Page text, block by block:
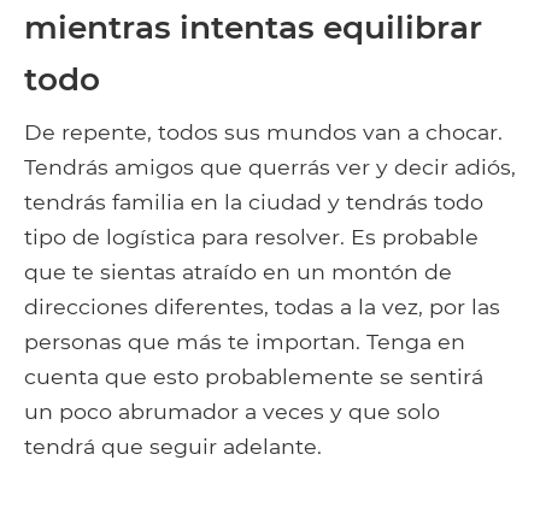
mientras intentas equilibrar
todo
De repente, todos sus mundos van a chocar.
Tendrás amigos que querrás ver y decir adiós,
tendrás familia en la ciudad y tendrás todo
tipo de logística para resolver. Es probable
que te sientas atraído en un montón de
direcciones diferentes, todas a la vez, por las
personas que más te importan. Tenga en
cuenta que esto probablemente se sentirá
un poco abrumador a veces y que solo
tendrá que seguir adelante.